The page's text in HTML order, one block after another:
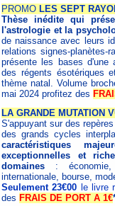
PROMO LES SEPT
Thèse inédite qui
l'astrologie et la
de naissance avec leurs
relations signes-planètes-
présente les bases d'une
des régents ésotériques
thème natal. Volume
mai 2024 profitez des
LA GRANDE MUTATION
S'appuyant sur des
des grands cycles
caractéristiques
exceptionnelles et
domaines : économie,
internationale, bourse,
Seulement 23€00 le livre
des FRAIS DE PORT A 1€